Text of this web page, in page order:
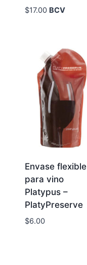
$17.00 BCV
Envase flexible
para vino
Platypus –
PlatyPreserve
$6.00